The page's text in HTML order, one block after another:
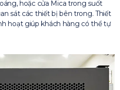
hoặc cửa Mica trong suốt
sát các thiết bị bên trong. Thiết
hoạt giúp khách hàng có thể tự